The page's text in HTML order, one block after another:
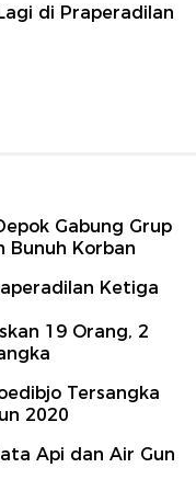
di Praperadilan
Gabung Grup
Bunuh Korban
Ketiga
19 Orang, 2
Tersangka
2020
Api dan Air Gun